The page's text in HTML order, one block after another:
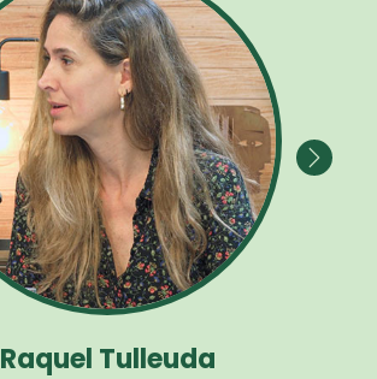
Raquel Tulleuda